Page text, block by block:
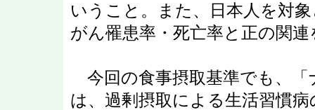
いうこと。また、日本人を対
がん罹患率・死亡率と正の関
今回の食事摂取基準でも、「
は、過剰摂取による生活習慣